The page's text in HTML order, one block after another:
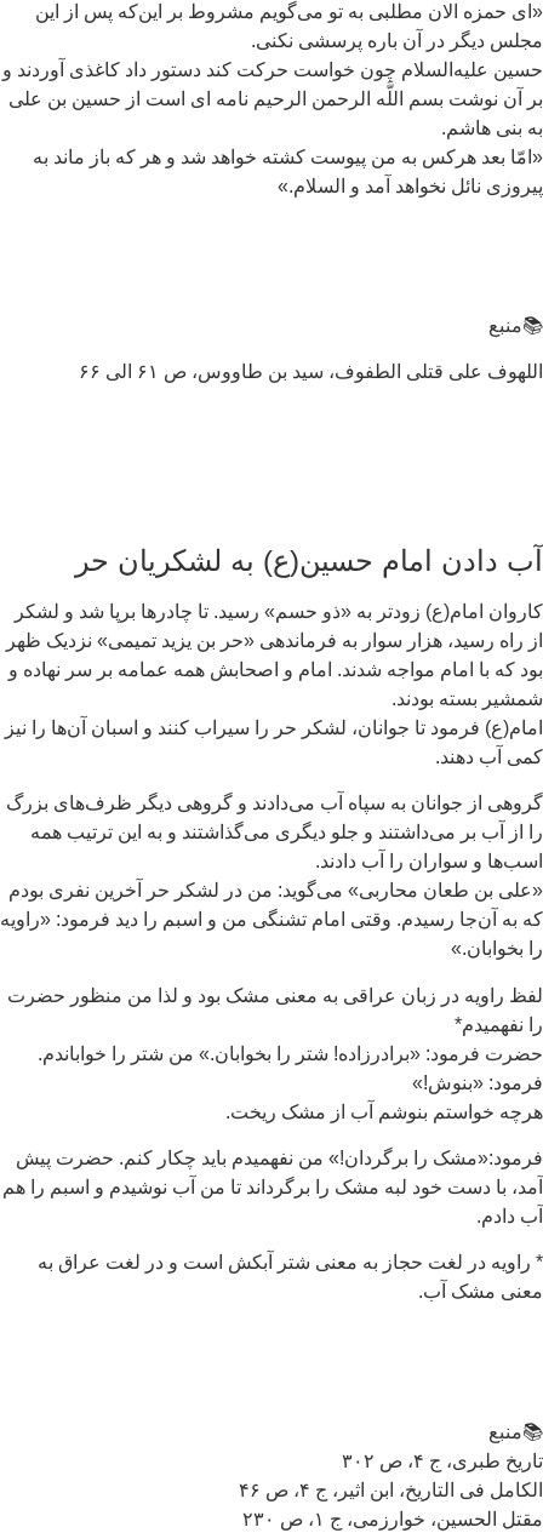
حمزه الان مطلبى به تو می‌گويم مشروط بر اين‌كه پس از اين
ديگر در آن باره پرسشى نكنى.
عليه‌السلام چون خواست حركت كند دستور داد كاغذى آوردند و
آن‏ نوشت بسم اللَّه الرحمن الرحيم نامه ‏اى است از حسين بن على
بنى هاشم.
بعد هركس به من پيوست كشته خواهد شد و هر كه باز ماند به
نائل نخواهد آمد و السلام.»
على قتلى الطفوف، سید بن طاووس، ص ۶۱ الی ۶۶
دادن امام حسین(ع) به لشکریان حر
امام(ع) زودتر به «ذو حسم» رسید. تا چادرها برپا شد و لشکر
راه رسید، هزار سوار به فرماندهی «حر بن یزید تمیمی» نزدیک ظهر
که با امام مواجه شدند. امام و اصحابش همه عمامه بر سر نهاده و
بسته بودند.
فرمود تا جوانان، لشکر حر را سیراب کنند و اسبان آن‌ها را نیز
آب دهند.
از جوانان به سپاه آب می‌دادند و گروهی دیگر ظرف‌های بزرگ
از آب بر می‌داشتند و جلو دیگری می‌گذاشتند و به این ترتیب همه
و سواران را آب دادند.
بن طعان محاربی» می‌گوید: من در لشکر حر آخرین نفری بودم
به آن‌جا رسیدم. وقتی امام تشنگی من و اسبم را دید فرمود: «راویه
بخوابان.»
راویه در زبان عراقی به معنی مشک بود و لذا من منظور حضرت
نفهمیدم*
فرمود: «برادرزاده! شتر را بخوابان.» من شتر را خواباندم.
«بنوش!»
خواستم بنوشم آب از مشک ریخت.
را برگردان!» من نفهمیدم باید چکار کنم. حضرت پیش
با دست خود لبه مشک را برگرداند تا من آب نوشیدم و اسبم را هم
دادم.
در لغت حجاز به معنی شتر آبکش است و در لغت عراق به
مشک آب.
طبری، ج ۴، ص ۳۰۲
فی التاریخ، ابن اثیر، ج ۴، ص ۴۶
الحسین، خوارزمی، ج ۱، ص ۲۳۰